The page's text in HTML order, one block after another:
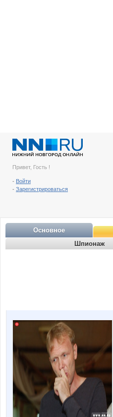
Привет, Гость !
- Войти
- Зарегистрироваться
Основное
Шпионаж